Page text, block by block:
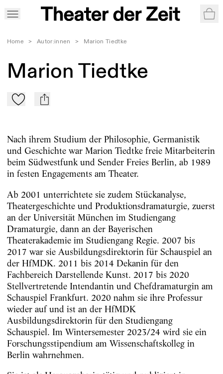
Home > Autor:innen > Marion Tiedtke
Marion Tiedtke
Zu Mein-TdZ hinzufügen
mail
Nach ihrem Studium der Philosophie, Germanistik
und Geschichte war Marion Tiedtke freie Mitarbeiterin
beim Südwestfunk und Sender Freies Berlin, ab 1989
in festen Engagements am Theater.
Ab 2001 unterrichtete sie zudem Stückanalyse,
Theatergeschichte und Produktionsdramaturgie, zuerst
an der Universität München im Studiengang
Dramaturgie, dann an der Bayerischen
Theaterakademie im Studiengang Regie. 2007 bis
2017 war sie Ausbildungsdirektorin für Schauspiel an
der HfMDK. 2011 bis 2014 Dekanin für den
Fachbereich Darstellende Kunst. 2017 bis 2020
Stellvertretende Intendantin und Chefdramaturgin am
Schauspiel Frankfurt. 2020 nahm sie ihre Professur
wieder auf und ist an der HfMDK
Ausbildungsdirektorin für den Studiengang
Schauspiel. Im Wintersemester 2023/24 wird sie ein
Forschungsstipendium am Wissenschaftskolleg in
Berlin wahrnehmen.